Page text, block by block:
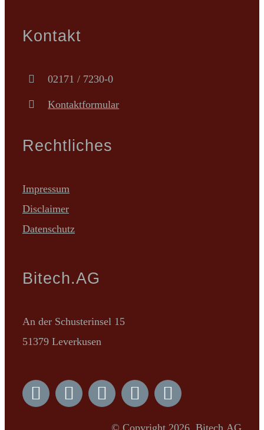
Kontakt
02171 / 7230-0
Kontaktformular
Rechtliches
Impressum
Disclaimer
Datenschutz
Bitech.AG
An der Schusterinsel 15
51379 Leverkusen
© Copyright 2026, Bitech.AG